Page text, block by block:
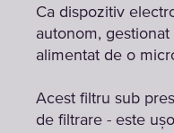
Ca dispozitiv
autonom,
alimentat de o
Acest filtru sub
de filtrare - este